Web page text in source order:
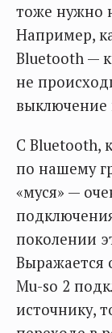
тоже нужно
Например,
Bluetooth —
не
выключение
С Bluetooth,
по нашему
«муся» —
поколении
Выражается
Mu-so 2
источнику,